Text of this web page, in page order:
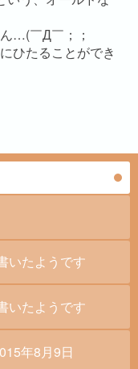
…(￣Д￣；；
ひたることができ
いたようです
いたようです
年8月9日